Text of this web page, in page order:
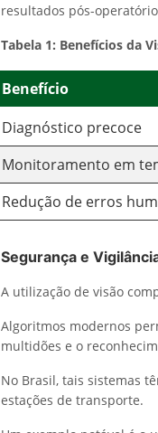
resultados pós-
Tabela 1: Benefícios da
Benefício
Diagnóstico precoce
Monitoramento em
Redução de erros
Segurança e
A utilização de visão
Algoritmos modernos
multidões e o
No Brasil, tais sistemas
estações de transporte.